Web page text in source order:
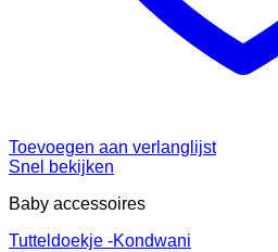
Toevoegen aan verlanglijst
Snel bekijken
Baby accessoires
Tutteldoekje -Kondwani